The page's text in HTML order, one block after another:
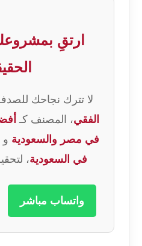
ارتقِ
لا تترك نجاحك
الفقي، المصنف كـ
في مصر والسعودية و
في السعودية،
واتساب مباشر